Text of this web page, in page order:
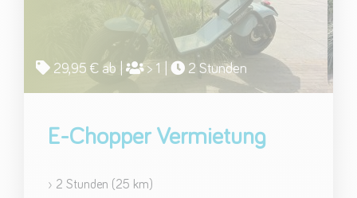
29,95 € ab | > 1 | 2 Stunden
E-Chopper Vermietung
› 2 Stunden (25 km)